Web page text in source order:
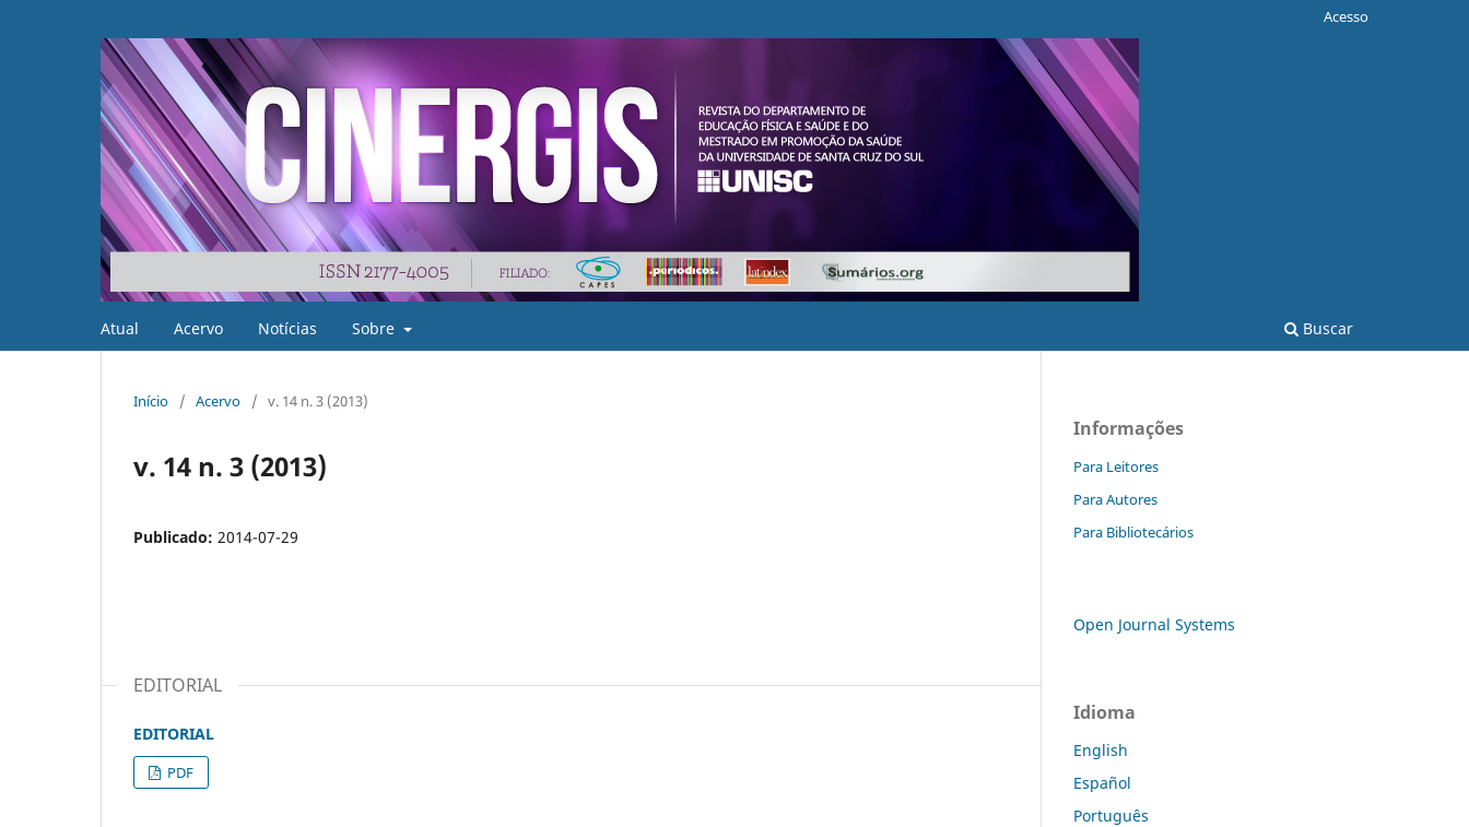
Atual Acervo Notícias Sobre Buscar
Acesso
Início / Acervo / v. 14 n. 3 (2013)
v. 14 n. 3 (2013)
Publicado: 2014-07-29
EDITORIAL
EDITORIAL
PDF
Informações
Para Leitores
Para Autores
Para Bibliotecários
Open Journal Systems
Idioma
English
Español
Português